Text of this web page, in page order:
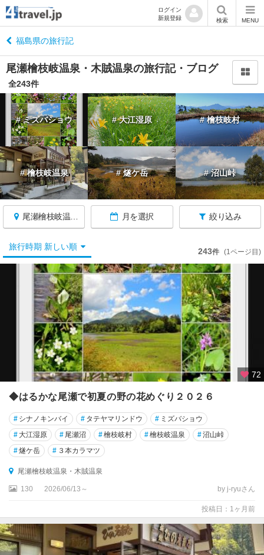
ログイン
新規登録
検索 MENU
福島県の旅行記
尾瀬檜枝岐温泉・木賊温泉の旅行記・ブログ
全243件
# ミズバショウ # 大江湿原 # 檜枝岐村
# 檜枝岐温泉 # 燧ケ岳 # 沼山峠
尾瀬檜枝岐温泉・木賊温泉 月を選択 絞り込み
福
島
へ
戻
る
福
べ
福
岳
・
二
本
松
猪
苗
磐
梯
熱
旅行時期 新しい順 243件 (1ページ目)
72
◆はるかな尾瀬で初夏の野の花めぐり２０２６
# シナノキンバイ # タテヤマリンドウ # ミズバショウ
# 大江湿原 # 尾瀬沼 #檜枝岐村 #檜枝岐温泉 #沼山峠
#燧ケ岳 # ３本カラマツ
尾瀬檜枝岐温泉・木賊温泉
130 2026/06/13～ by j-ryuさん
投稿日：1ヶ月前